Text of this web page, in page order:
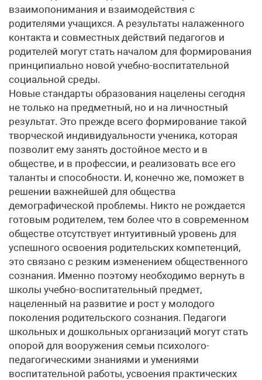
взаимопонимания и взаимодействия с
родителями учащихся. А результаты налаженного
контакта и совместных действий педагогов и
родителей могут стать началом для формирования
принципиально новой учебно-воспитательной
социальной среды.
Новые стандарты образования нацелены сегодня
не только на предметный, но и на личностный
результат. Это прежде всего формирование такой
творческой индивидуальности ученика, которая
позволит ему занять достойное место и в
обществе, и в профессии, и реализовать все его
таланты и способности. И, конечно же, поможет в
решении важнейшей для общества
демографической проблемы. Никто не рождается
готовым родителем, тем более что в современном
обществе отсутствует интуитивный уровень для
успешного освоения родительских компетенций,
это связано с резким изменением общественного
сознания. Именно поэтому необходимо вернуть в
школы учебно-воспитательный предмет,
нацеленный на развитие и рост у молодого
поколения родительского сознания. Педагоги
школьных и дошкольных организаций могут стать
опорой для вооружения семьи психолого-
педагогическими знаниями и умениями
воспитательной работы, усвоения практических